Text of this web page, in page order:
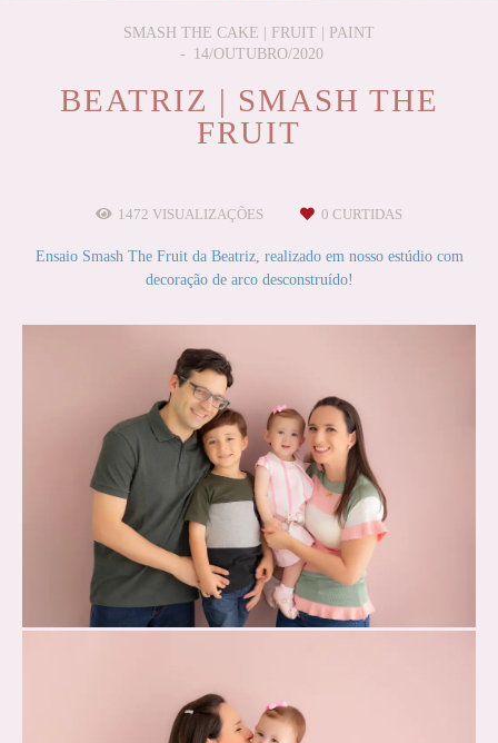
SMASH THE CAKE | FRUIT | PAINT
14/OUTUBRO/2020
BEATRIZ | SMASH THE
FRUIT
1472 VISUALIZAÇÕES 0 CURTIDAS
Ensaio Smash The Fruit da Beatriz, realizado em nosso estúdio com
decoração de arco desconstruído!